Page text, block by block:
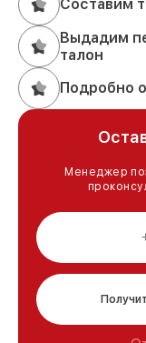
Составим
Выдадим
талон
Подробно
Менеджер